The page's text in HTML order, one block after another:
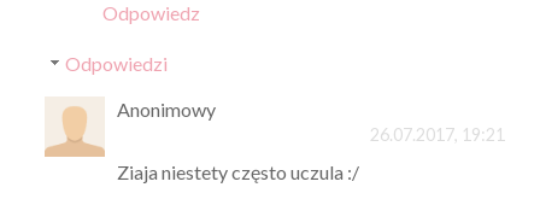
Odpowiedz
Odpowiedzi
Anonimowy
26.07.2017, 19:21
Ziaja niestety często uczula :/